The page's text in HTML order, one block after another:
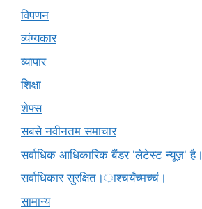
विपणन
व्यंग्यकार
व्यापार
शिक्षा
शेफ्स
सबसे नवीनतम समाचार
सर्वाधिक आधिकारिक बैंडर 'लेटेस्ट न्यूज़' है।
सर्वाधिकार सुरक्षित।ाश्चर्यंच्मच्चं।
सामान्य